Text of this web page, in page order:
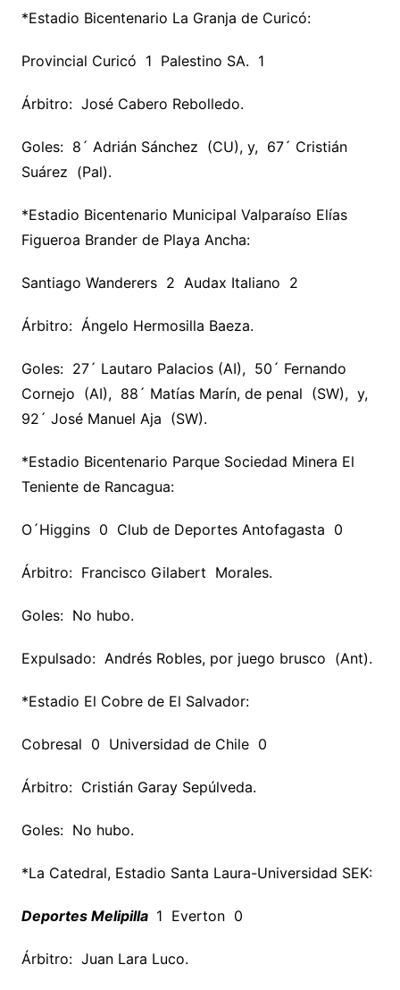
*Estadio Bicentenario La Granja de Curicó:
Provincial Curicó 1 Palestino SA. 1
Árbitro: José Cabero Rebolledo.
Goles: 8´ Adrián Sánchez (CU), y, 67´ Cristián
Suárez (Pal).
*Estadio Bicentenario Municipal Valparaíso Elías
Figueroa Brander de Playa Ancha:
Santiago Wanderers 2 Audax Italiano 2
Árbitro: Ángelo Hermosilla Baeza.
Goles: 27´ Lautaro Palacios (AI), 50´ Fernando
Cornejo (AI), 88´ Matías Marín, de penal (SW), y,
92´ José Manuel Aja (SW).
*Estadio Bicentenario Parque Sociedad Minera El
Teniente de Rancagua:
O´Higgins 0 Club de Deportes Antofagasta 0
Árbitro: Francisco Gilabert Morales.
Goles: No hubo.
Expulsado: Andrés Robles, por juego brusco (Ant).
*Estadio El Cobre de El Salvador:
Cobresal 0 Universidad de Chile 0
Árbitro: Cristián Garay Sepúlveda.
Goles: No hubo.
*La Catedral, Estadio Santa Laura-Universidad SEK:
Deportes Melipilla 1 Everton 0
Árbitro: Juan Lara Luco.